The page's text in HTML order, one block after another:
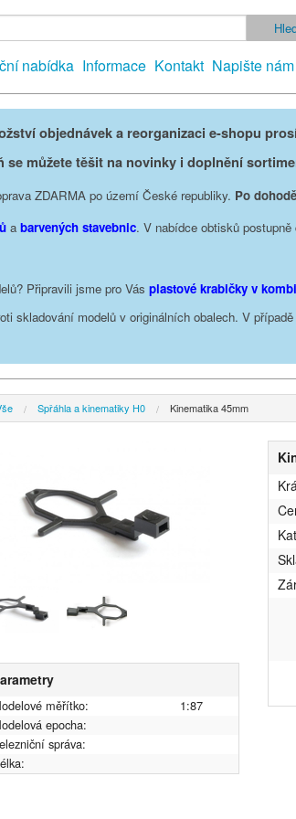
nabídka Informace Kontakt Napište nám
objednávek a reorganizaci e-shopu
se můžete těšit na novinky i doplnění
ZDARMA po území České republiky. Po
a barvených stavebnic. V nabídce obtisků
Připravili jsme pro Vás plastové krabičky v
skladování modelů v originálních obalech. V
Spřáhla a kinematiky H0 Kinematika 45mm
měřítko:
1:87
epocha:
správa: